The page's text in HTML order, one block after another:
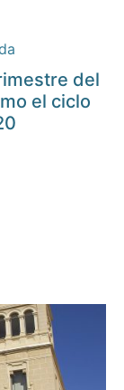
del
el ciclo